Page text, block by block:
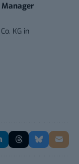
KG in